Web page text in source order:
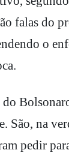
falas do
o
São, na
pedir